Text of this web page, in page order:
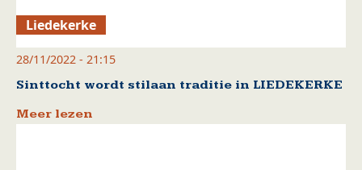
Liedekerke
28/11/2022 - 21:15
Sinttocht wordt stilaan traditie in LIEDEKERKE
Meer lezen